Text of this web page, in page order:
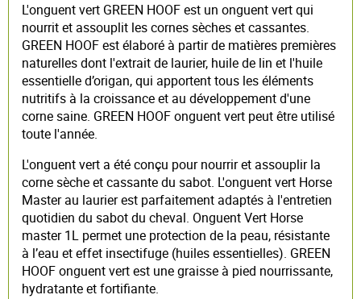
L'onguent vert GREEN HOOF est un onguent vert qui
nourrit et assouplit les cornes sèches et cassantes.
GREEN HOOF est élaboré à partir de matières premières
naturelles dont l'extrait de laurier, huile de lin et l'huile
essentielle d’origan, qui apportent tous les éléments
nutritifs à la croissance et au développement d'une
corne saine. GREEN HOOF onguent vert peut être utilisé
toute l'année.
L'onguent vert a été conçu pour nourrir et assouplir la
corne sèche et cassante du sabot. L'onguent vert Horse
Master au laurier est parfaitement adaptés à l'entretien
quotidien du sabot du cheval. Onguent Vert Horse
master 1L permet une protection de la peau, résistante
à l’eau et effet insectifuge (huiles essentielles). GREEN
HOOF onguent vert est une graisse à pied nourrissante,
hydratante et fortifiante.